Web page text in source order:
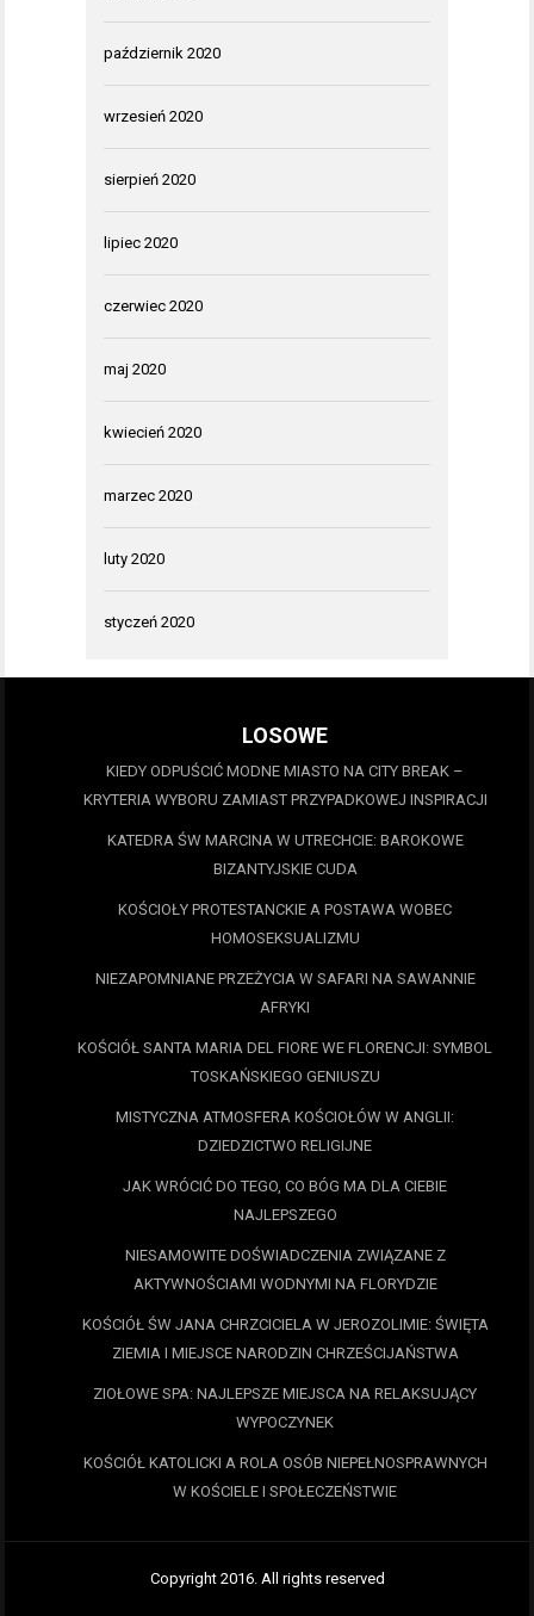
październik 2020
wrzesień 2020
sierpień 2020
lipiec 2020
czerwiec 2020
maj 2020
kwiecień 2020
marzec 2020
luty 2020
styczeń 2020
LOSOWE
KIEDY ODPUŚCIĆ MODNE MIASTO NA CITY BREAK –
KRYTERIA WYBORU ZAMIAST PRZYPADKOWEJ INSPIRACJI
KATEDRA ŚW MARCINA W UTRECHCIE: BAROKOWE
BIZANTYJSKIE CUDA
KOŚCIOŁY PROTESTANCKIE A POSTAWA WOBEC
HOMOSEKSUALIZMU
NIEZAPOMNIANE PRZEŻYCIA W SAFARI NA SAWANNIE
AFRYKI
KOŚCIÓŁ SANTA MARIA DEL FIORE WE FLORENCJI: SYMBOL
TOSKAŃSKIEGO GENIUSZU
MISTYCZNA ATMOSFERA KOŚCIOŁÓW W ANGLII:
DZIEDZICTWO RELIGIJNE
JAK WRÓCIĆ DO TEGO, CO BÓG MA DLA CIEBIE
NAJLEPSZEGO
NIESAMOWITE DOŚWIADCZENIA ZWIĄZANE Z
AKTYWNOŚCIAMI WODNYMI NA FLORYDZIE
KOŚCIÓŁ ŚW JANA CHRZCICIELA W JEROZOLIMIE: ŚWIĘTA
ZIEMIA I MIEJSCE NARODZIN CHRZEŚCIJAŃSTWA
ZIOŁOWE SPA: NAJLEPSZE MIEJSCA NA RELAKSUJĄCY
WYPOCZYNEK
KOŚCIÓŁ KATOLICKI A ROLA OSÓB NIEPEŁNOSPRAWNYCH
W KOŚCIELE I SPOŁECZEŃSTWIE
Copyright 2016. All rights reserved